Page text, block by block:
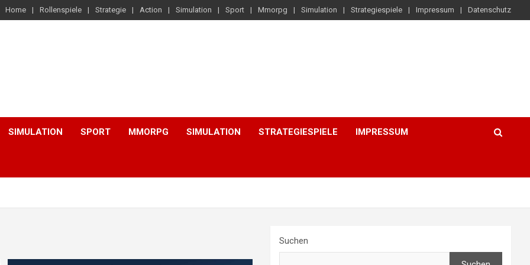
Home Rollenspiele Strategie Action Simulation Sport Mmorpg Simulation Strategiespiele Impressum Datenschutz
SIMULATION SPORT MMORPG SIMULATION STRATEGIESPIELE IMPRESSUM
Suchen